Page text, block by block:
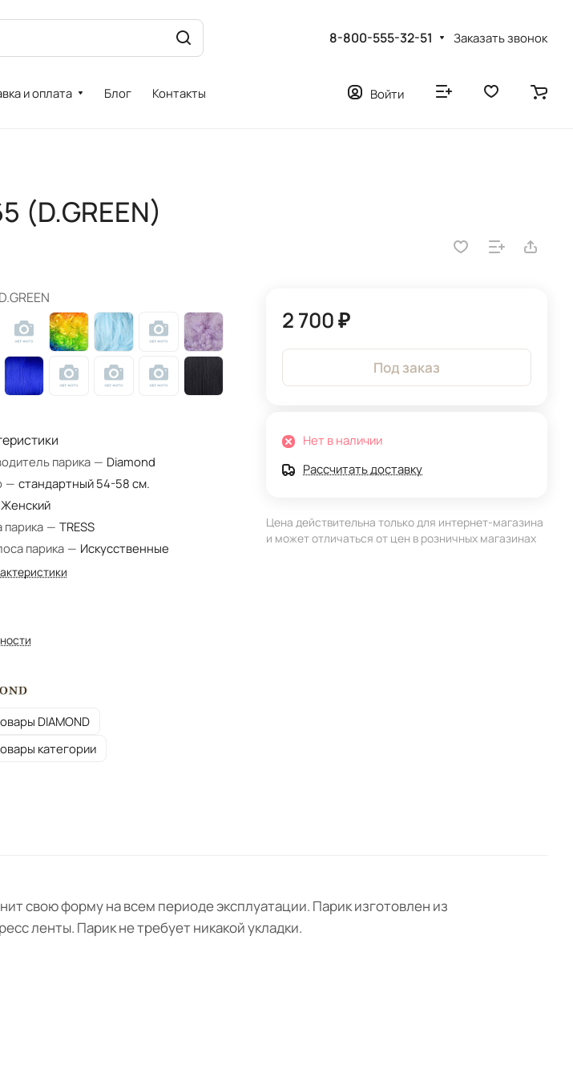
8-800-555-32-51 Заказать звонок
и оплата Блог Контакты Войти
(D.GREEN)
D.GREEN
парика — Diamond
— стандартный 54-58 см.
Женский
— TRESS
парика — Искусственные
DIAMOND
категории
2 700 ₽
Под заказ
Нет в наличии
Рассчитать доставку
Цена действительна только для интернет-магазина
и может отличаться от цен в розничных магазинах
свою форму на всем периоде эксплуатации. Парик изготовлен из
ленты. Парик не требует никакой укладки.